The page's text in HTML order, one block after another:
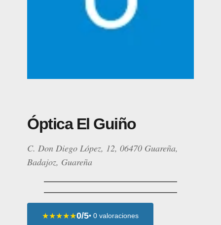
Óptica El Guiño
C. Don Diego López, 12, 06470 Guareña,
Badajoz, Guareña
★★★★★0/5• 0 valoraciones